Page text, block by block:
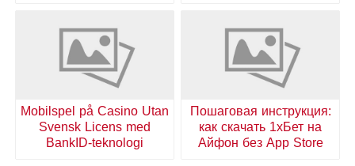
Пошаговая инструкция:
как скачать 1хБет на
Айфон без App Store
Mobilspel på Casino Utan
Svensk Licens med
BankID-teknologi